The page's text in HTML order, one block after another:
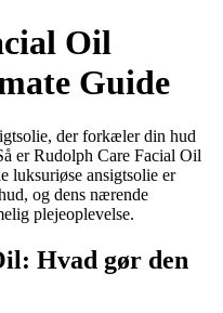
Oil
Guide
der forkæler din hud
er Rudolph Care Facial Oil
luksuriøse ansigtsolie er
og dens nærende
plejeoplevelse.
Hvad gør den